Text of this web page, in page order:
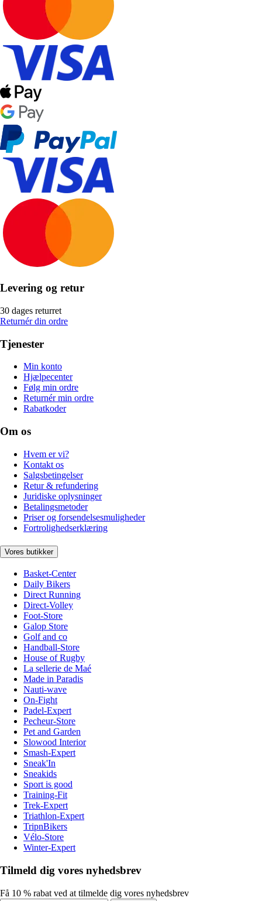
Levering og retur
30 dages returret
Returnér din ordre
Tjenester
Min konto
Hjælpecenter
Følg min ordre
Returnér min ordre
Rabatkoder
Om os
Hvem er vi?
Kontakt os
Salgsbetingelser
Retur & refundering
Juridiske oplysninger
Betalingsmetoder
Priser og forsendelsesmuligheder
Fortrolighedserklæring
Vores butikker
Basket-Center
Daily Bikers
Direct Running
Direct-Volley
Foot-Store
Galop Store
Golf and co
Handball-Store
House of Rugby
La sellerie de Maé
Made in Paradis
Nauti-wave
On-Fight
Padel-Expert
Pecheur-Store
Pet and Garden
Slowood Interior
Smash-Expert
Sneak'In
Sneakids
Sport is good
Training-Fit
Trek-Expert
Triathlon-Expert
TripnBikers
Vélo-Store
Winter-Expert
Tilmeld dig vores nyhedsbrev
Få 10 % rabat ved at tilmelde dig vores nyhedsbrev